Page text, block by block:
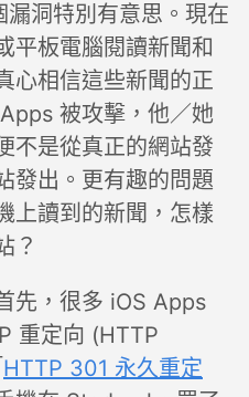
洞特別有意思。現在
平板電腦閱讀新聞和
心相信這些新聞的正
被攻擊，他／她
不是從真正的網站發
發出。更有趣的問題
上讀到的新聞，怎樣
？
先，很多 iOS Apps
重定向 (HTTP
HTTP 301 永久重定